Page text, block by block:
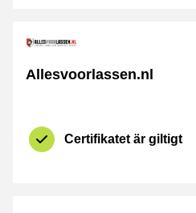
Allesvoorlassen.nl
Certifikatet är giltigt